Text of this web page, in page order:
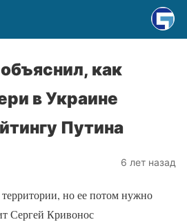
как
в Украине
Путина
6 лет назад
но ее потом нужно
Сергей Кривонос